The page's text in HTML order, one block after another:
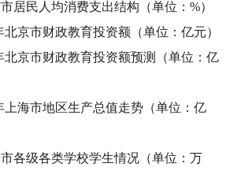
居民人均消费支出结构（单位：%）
北京市财政教育投资额（单位：亿元）
北京市财政教育投资额预测（单位：亿
上海市地区生产总值走势（单位：亿
各级各类学校学生情况（单位：万